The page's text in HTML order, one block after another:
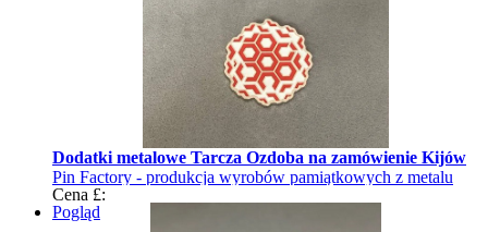
Dodatki metalowe Tarcza Ozdoba na zamówienie Kijów
Pin Factory - produkcja wyrobów pamiątkowych z metalu
Cena £:
Pogląd